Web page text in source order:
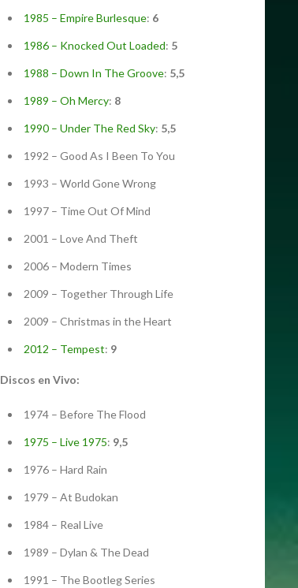
1985 – Empire Burlesque: 6
1986 – Knocked Out Loaded: 5
1988 – Down In The Groove: 5,5
1989 – Oh Mercy: 8
1990 – Under The Red Sky: 5,5
1992 – Good As I Been To You
1993 – World Gone Wrong
1997 – Time Out Of Mind
2001 – Love And Theft
2006 – Modern Times
2009 – Together Through Life
2009 – Christmas in the Heart
2012 – Tempest: 9
Discos en Vivo:
1974 – Before The Flood
1975 – Live 1975: 9,5
1976 – Hard Rain
1979 – At Budokan
1984 – Real Live
1989 – Dylan & The Dead
1991 – The Bootleg Series